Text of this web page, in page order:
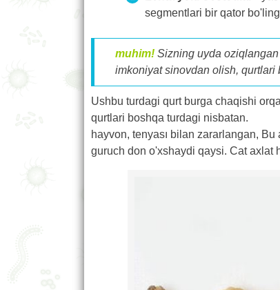
segmentlari bir qator
muhim! Sizning uyda
imkoniyat sinovdan olish,
Ushbu turdagi qurt burga chaqishi
qurtlari boshqa turdagi nisbatan.
hayvon, tenyası bilan zararlangan,
guruch don o'xshaydi qaysi. Cat axlat